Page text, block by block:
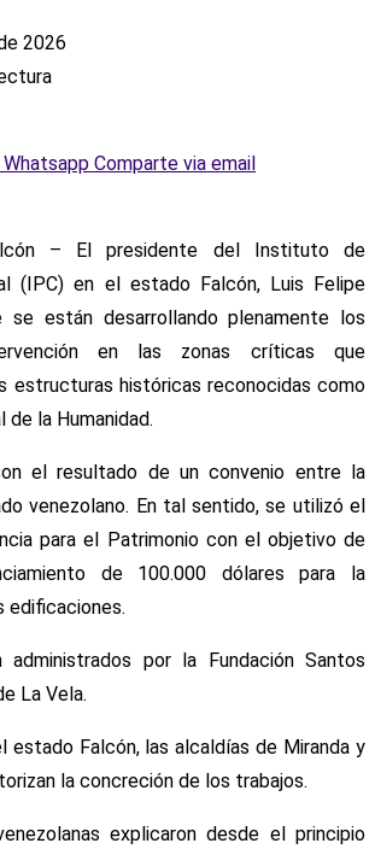
2026
Whatsapp Comparte via email
– El presidente del Instituto de
(IPC) en el estado Falcón, Luis Felipe
se están desarrollando plenamente los
en las zonas críticas que
estructuras históricas reconocidas como
de la Humanidad.
el resultado de un convenio entre la
venezolano. En tal sentido, se utilizó el
para el Patrimonio con el objetivo de
de 100.000 dólares para la
edificaciones.
administrados por la Fundación Santos
La Vela.
estado Falcón, las alcaldías de Miranda y
la concreción de los trabajos.
explicaron desde el principio